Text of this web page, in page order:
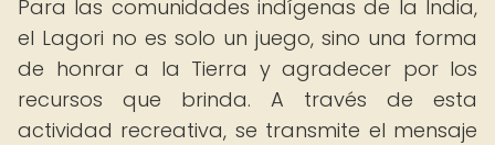
Para las comunidades indígenas de la India,
el Lagori no es solo un juego, sino una forma
de honrar a la Tierra y agradecer por los
recursos que brinda. A través de esta
actividad recreativa, se transmite el mensaje